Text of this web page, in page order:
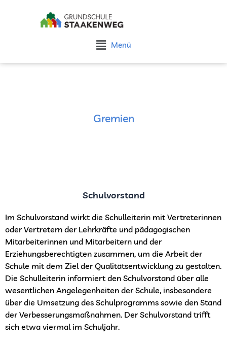
Flyout
Menü
Gremien
Schulvorstand
Im Schulvorstand wirkt die Schulleiterin mit Vertreterinnen
oder Vertretern der Lehrkräfte und pädagogischen
Mitarbeiterinnen und Mitarbeitern und der
Erziehungsberechtigten zusammen, um die Arbeit der
Schule mit dem Ziel der Qualitätsentwicklung zu gestalten.
Die Schulleiterin informiert den Schulvorstand über alle
wesentlichen Angelegenheiten der Schule, insbesondere
über die Umsetzung des Schulprogramms sowie den Stand
der Verbesserungsmaßnahmen. Der Schulvorstand trifft
sich etwa viermal im Schuljahr.